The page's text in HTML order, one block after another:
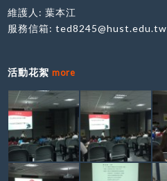
維護人: 葉本江
服務信箱:ted8245@hust.edu.tw
活動花絮more